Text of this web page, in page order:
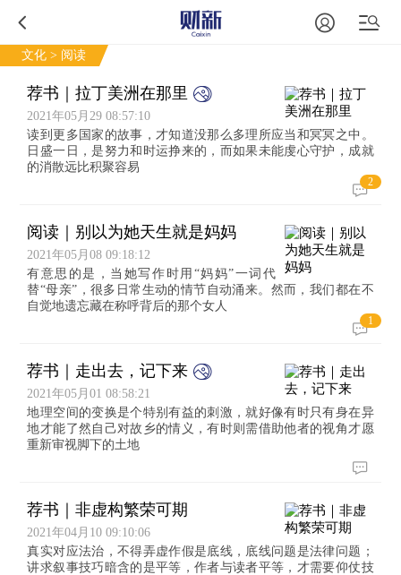
文化 > 阅读
荐书｜拉丁美洲在那里
2021年05月29 08:57:10
读到更多国家的故事，才知道没那么多理所应当和冥冥之中。
日盛一日，是努力和时运挣来的，而如果未能虔心守护，成就
的消散远比积聚容易
2
阅读｜别以为她天生就是妈妈
2021年05月08 09:18:12
有意思的是，当她写作时用“妈妈”一词代
替“母亲”，很多日常生动的情节自动涌来。然而，我们都在不
自觉地遗忘藏在称呼背后的那个女人
1
荐书｜走出去，记下来
2021年05月01 08:58:21
地理空间的变换是个特别有益的刺激，就好像有时只有身在异
地才能了然自己对故乡的情义，有时则需借助他者的视角才愿
重新审视脚下的土地
荐书｜非虚构繁荣可期
2021年04月10 09:10:06
真实对应法治，不得弄虚作假是底线，底线问题是法律问题；
讲求叙事技巧暗含的是平等，作者与读者平等，才需要仰仗技